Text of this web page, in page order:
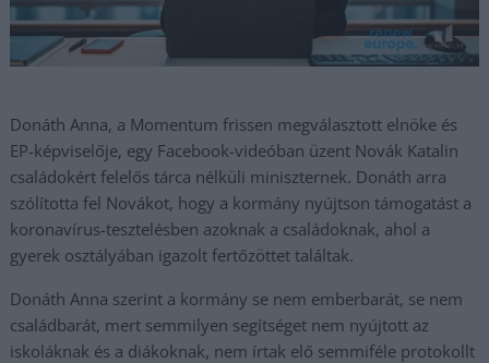
Donáth Anna, a Momentum frissen megválasztott elnöke és
EP-képviselője, egy Facebook-videóban üzent Novák Katalin
családokért felelős tárca nélküli miniszternek. Donáth arra
szólította fel Novákot, hogy a kormány nyújtson támogatást a
koronavírus-tesztelésben azoknak a családoknak, ahol a
gyerek osztályában igazolt fertőzöttet találtak.
Donáth Anna szerint a kormány se nem emberbarát, se nem
családbarát, mert semmilyen segítséget nem nyújtott az
iskoláknak és a diákoknak, nem írtak elő semmiféle protokollt